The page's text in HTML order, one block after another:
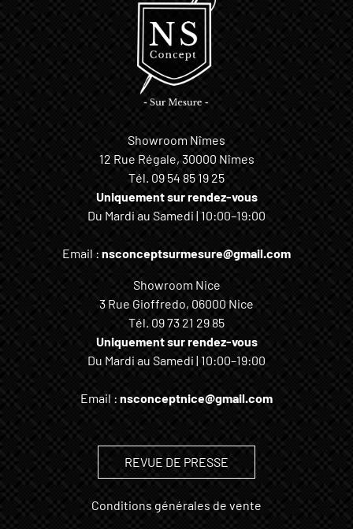
Showroom Nîmes
12 Rue Régale, 30000 Nîmes
Tél. 09 54 85 19 25
Uniquement sur rendez-vous
Du Mardi au Samedi | 10:00–19:00
Email : nsconceptsurmesure@gmail.com
Showroom Nice
3 Rue Gioffredo, 06000 Nice
Tél. 09 73 21 29 85
Uniquement sur rendez-vous
Du Mardi au Samedi | 10:00–19:00
Email : nsconceptnice@gmail.com
REVUE DE PRESSE
Conditions générales de vente